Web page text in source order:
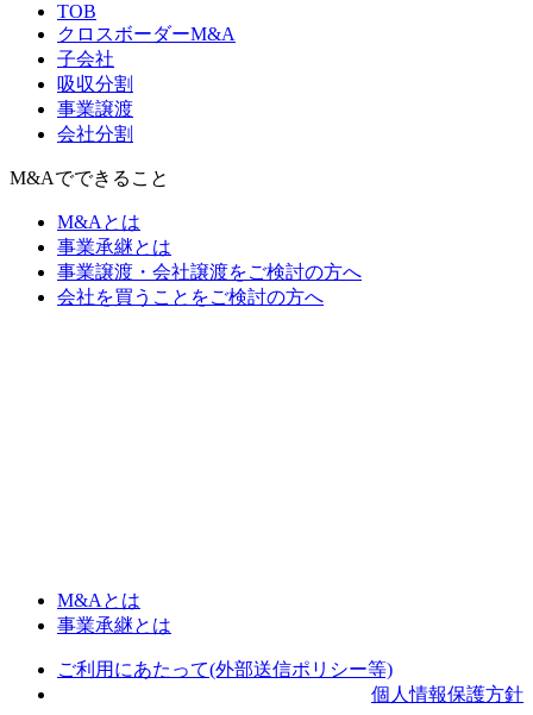
TOB
クロスボーダーM&A
子会社
吸収分割
事業譲渡
会社分割
M&Aでできること
M&Aとは
事業承継とは
事業譲渡・会社譲渡をご検討の方へ
会社を買うことをご検討の方へ
M&Aとは
事業承継とは
ご利用にあたって(外部送信ポリシー等)
個人情報保護方針